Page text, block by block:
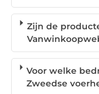
Zijn de
Voor welke
Zweedse